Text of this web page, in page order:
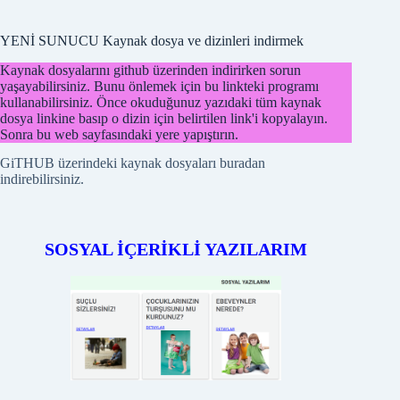
YENİ SUNUCU Kaynak dosya ve dizinleri indirmek
Kaynak dosyalarını github üzerinden indirirken sorun
yaşayabilirsiniz. Bunu önlemek için bu linkteki programı
kullanabilirsiniz. Önce okuduğunuz yazıdaki tüm kaynak
dosya linkine basıp o dizin için belirtilen link'i kopyalayın.
Sonra bu web sayfasındaki yere yapıştırın.
GiTHUB üzerindeki kaynak dosyaları buradan
indirebilirsiniz.
SOSYAL İÇERİKLİ YAZILARIM